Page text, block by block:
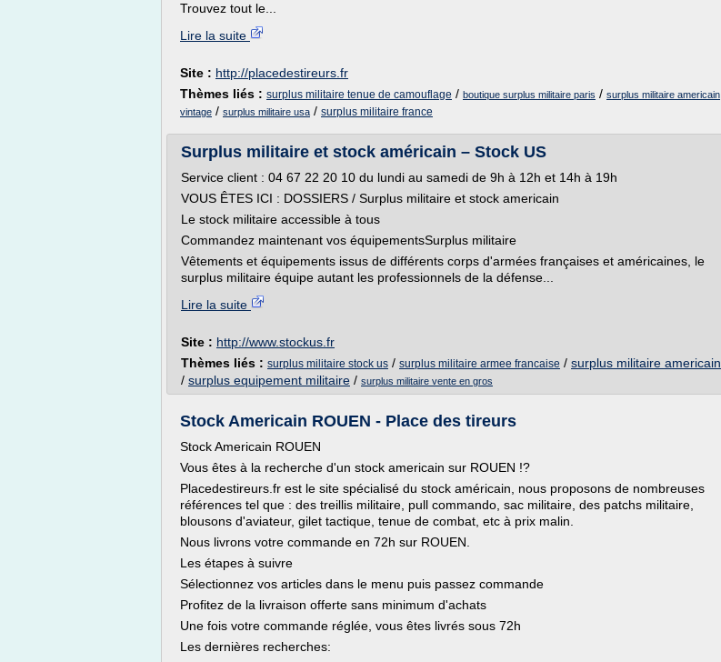
Trouvez tout le...
Lire la suite
Site : http://placedestireurs.fr
Thèmes liés : surplus militaire tenue de camouflage / boutique surplus militaire paris / surplus militaire americain
vintage / surplus militaire usa / surplus militaire france
Surplus militaire et stock américain – Stock US
Service client : 04 67 22 20 10 du lundi au samedi de 9h à 12h et 14h à 19h
VOUS ÊTES ICI : DOSSIERS / Surplus militaire et stock americain
Le stock militaire accessible à tous
Commandez maintenant vos équipementsSurplus militaire
Vêtements et équipements issus de différents corps d'armées françaises et américaines, le
surplus militaire équipe autant les professionnels de la défense...
Lire la suite
Site : http://www.stockus.fr
Thèmes liés : surplus militaire stock us / surplus militaire armee francaise / surplus militaire americain
/ surplus equipement militaire / surplus militaire vente en gros
Stock Americain ROUEN - Place des tireurs
Stock Americain ROUEN
Vous êtes à la recherche d'un stock americain sur ROUEN !?
Placedestireurs.fr est le site spécialisé du stock américain, nous proposons de nombreuses
références tel que : des treillis militaire, pull commando, sac militaire, des patchs militaire,
blousons d'aviateur, gilet tactique, tenue de combat, etc à prix malin.
Nous livrons votre commande en 72h sur ROUEN.
Les étapes à suivre
Sélectionnez vos articles dans le menu puis passez commande
Profitez de la livraison offerte sans minimum d'achats
Une fois votre commande réglée, vous êtes livrés sous 72h
Les dernières recherches: